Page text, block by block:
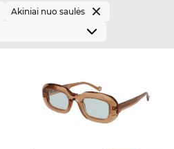
Akiniai nuo saulės